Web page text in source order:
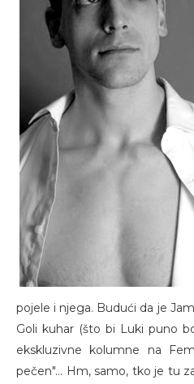
pojele i njega. Budući da je
Goli kuhar (što bi Luki puno
ekskluzivne kolumne na
pečen"... Hm, samo, tko je tu